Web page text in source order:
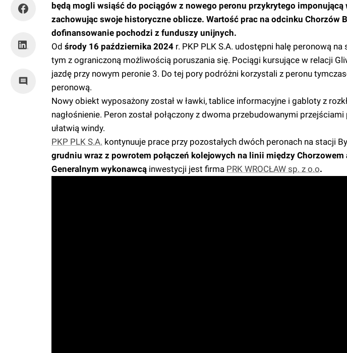
będą mogli wsiąść do pociągów z nowego peronu przykrytego imponującą
zachowując swoje historyczne oblicze. Wartość prac na odcinku Chorzów
dofinansowanie pochodzi z funduszy unijnych.
Od środy 16 października 2024 r. PKP PLK S.A. udostępni halę peronową
tym z ograniczoną możliwością poruszania się. Pociągi kursujące w relacji
jazdę przy nowym peronie 3. Do tej pory podróżni korzystali z peronu
peronową.
Nowy obiekt wyposażony został w ławki, tablice informacyjne i gabloty z
nagłośnienie. Peron został połączony z dwoma przebudowanymi
ułatwią windy.
PKP PLK S.A. kontynuuje prace przy pozostałych dwóch peronach na stacji
grudniu wraz z powrotem połączeń kolejowych na linii między Chorzowem
Generalnym wykonawcą inwestycji jest firma PRK WROCŁAW sp. z o.o.